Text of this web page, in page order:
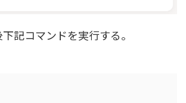
記コマンドを実行する。